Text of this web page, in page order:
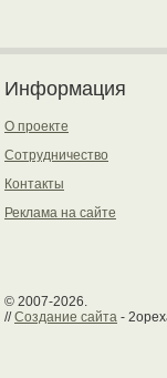
Информация
О проекте
Сотрудничество
Контакты
Реклама на сайте
© 2007-2026.
//Создание сайта -